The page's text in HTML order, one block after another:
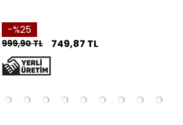
25
999,90 TL 749,87 TL